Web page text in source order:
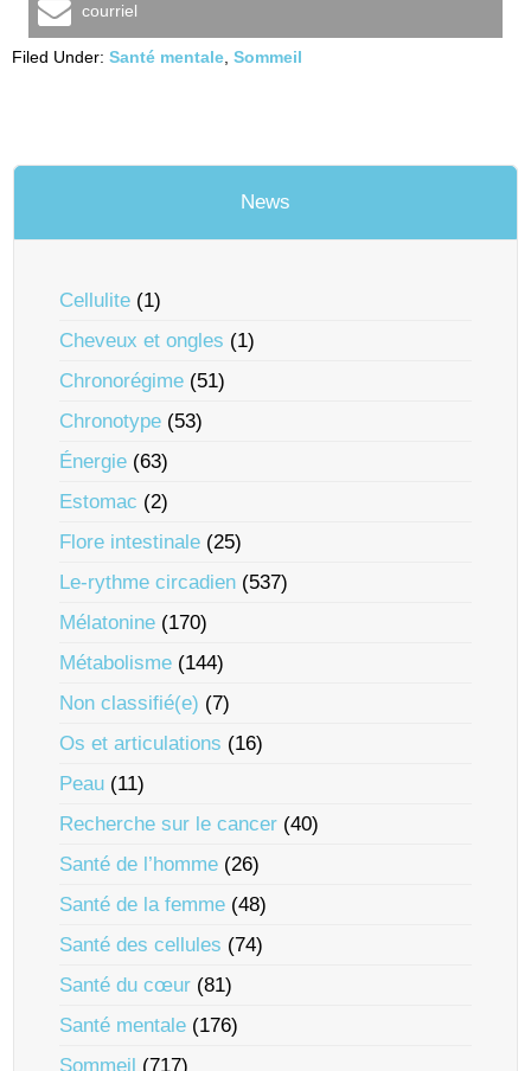
courriel
Filed Under: Santé mentale Sommeil
News
Cellulite (1)
Cheveux et ongles (1)
Chronorégime (51)
Chronotype (53)
Énergie (63)
Estomac (2)
Flore intestinale (25)
Le-rythme circadien (537)
Mélatonine (170)
Métabolisme (144)
Non classifié(e) (7)
Os et articulations (16)
Peau (11)
Recherche sur le cancer (40)
Santé de l’homme (26)
Santé de la femme (48)
Santé des cellules (74)
Santé du cœur (81)
Santé mentale (176)
Sommeil (717)